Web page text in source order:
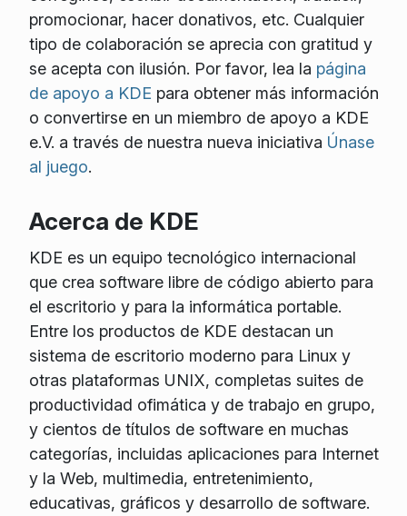
promocionar, hacer donativos, etc. Cualquier
tipo de colaboración se aprecia con gratitud y
se acepta con ilusión. Por favor, lea la página
de apoyo a KDE para obtener más información
o convertirse en un miembro de apoyo a KDE
e.V. a través de nuestra nueva iniciativa Únase
al juego.
Acerca de KDE
KDE es un equipo tecnológico internacional
que crea software libre de código abierto para
el escritorio y para la informática portable.
Entre los productos de KDE destacan un
sistema de escritorio moderno para Linux y
otras plataformas UNIX, completas suites de
productividad ofimática y de trabajo en grupo,
y cientos de títulos de software en muchas
categorías, incluidas aplicaciones para Internet
y la Web, multimedia, entretenimiento,
educativas, gráficos y desarrollo de software.